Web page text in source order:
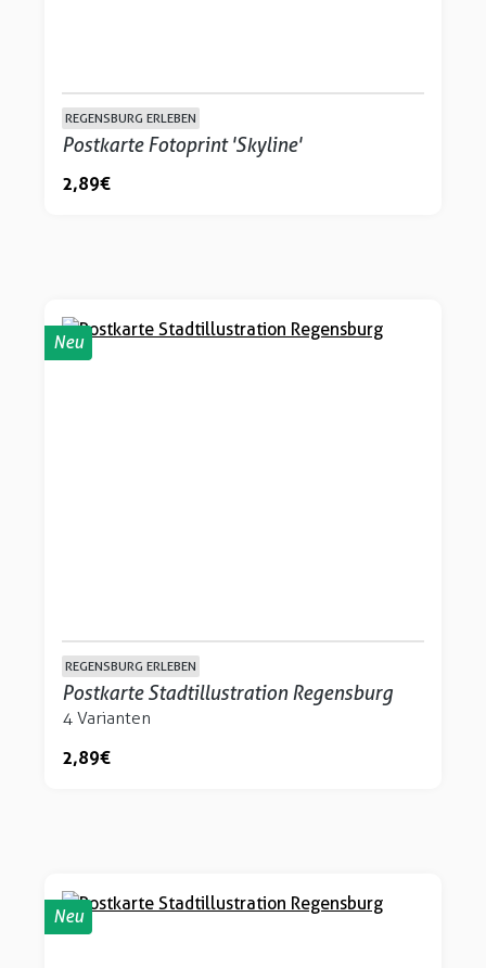
REGENSBURG ERLEBEN
Postkarte Fotoprint 'Skyline'
2,89 €
Neu
REGENSBURG ERLEBEN
Postkarte Stadtillustration Regensburg
4 Varianten
2,89 €
Neu